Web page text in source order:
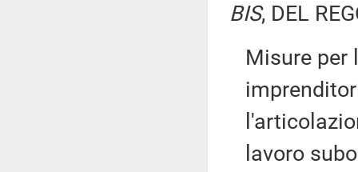
BIS, DEL
Misure per
lavoro